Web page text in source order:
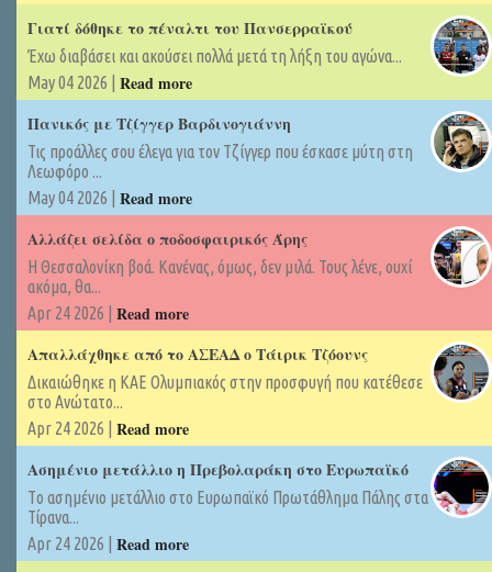
Γιατί δόθηκε το πέναλτι του Πανσερραϊκού
Έχω διαβάσει και ακούσει πολλά μετά τη λήξη του αγώνα...
May 04 2026 | Read more
Πανικός με Τζίγγερ Βαρδινογιάννη
Τις προάλλες σου έλεγα για τον Τζίγγερ που έσκασε μύτη στη
Λεωφόρο ...
May 04 2026 | Read more
Αλλάζει σελίδα ο ποδοσφαιρικός Άρης
Η Θεσσαλονίκη βοά. Κανένας, όμως, δεν μιλά. Τους λένε, ουχί
ακόμα, θα...
Apr 24 2026 | Read more
Απαλλάχθηκε από το ΑΣΕΑΔ ο Τάιρικ Τζόουνς
Δικαιώθηκε η ΚΑΕ Ολυμπιακός στην προσφυγή που κατέθεσε
στο Ανώτατο...
Apr 24 2026 | Read more
Ασημένιο μετάλλιο η Πρεβολαράκη στο Ευρωπαϊκό
Tο ασημένιο μετάλλιο στο Ευρωπαϊκό Πρωτάθλημα Πάλης στα
Τίρανα...
Apr 24 2026 | Read more